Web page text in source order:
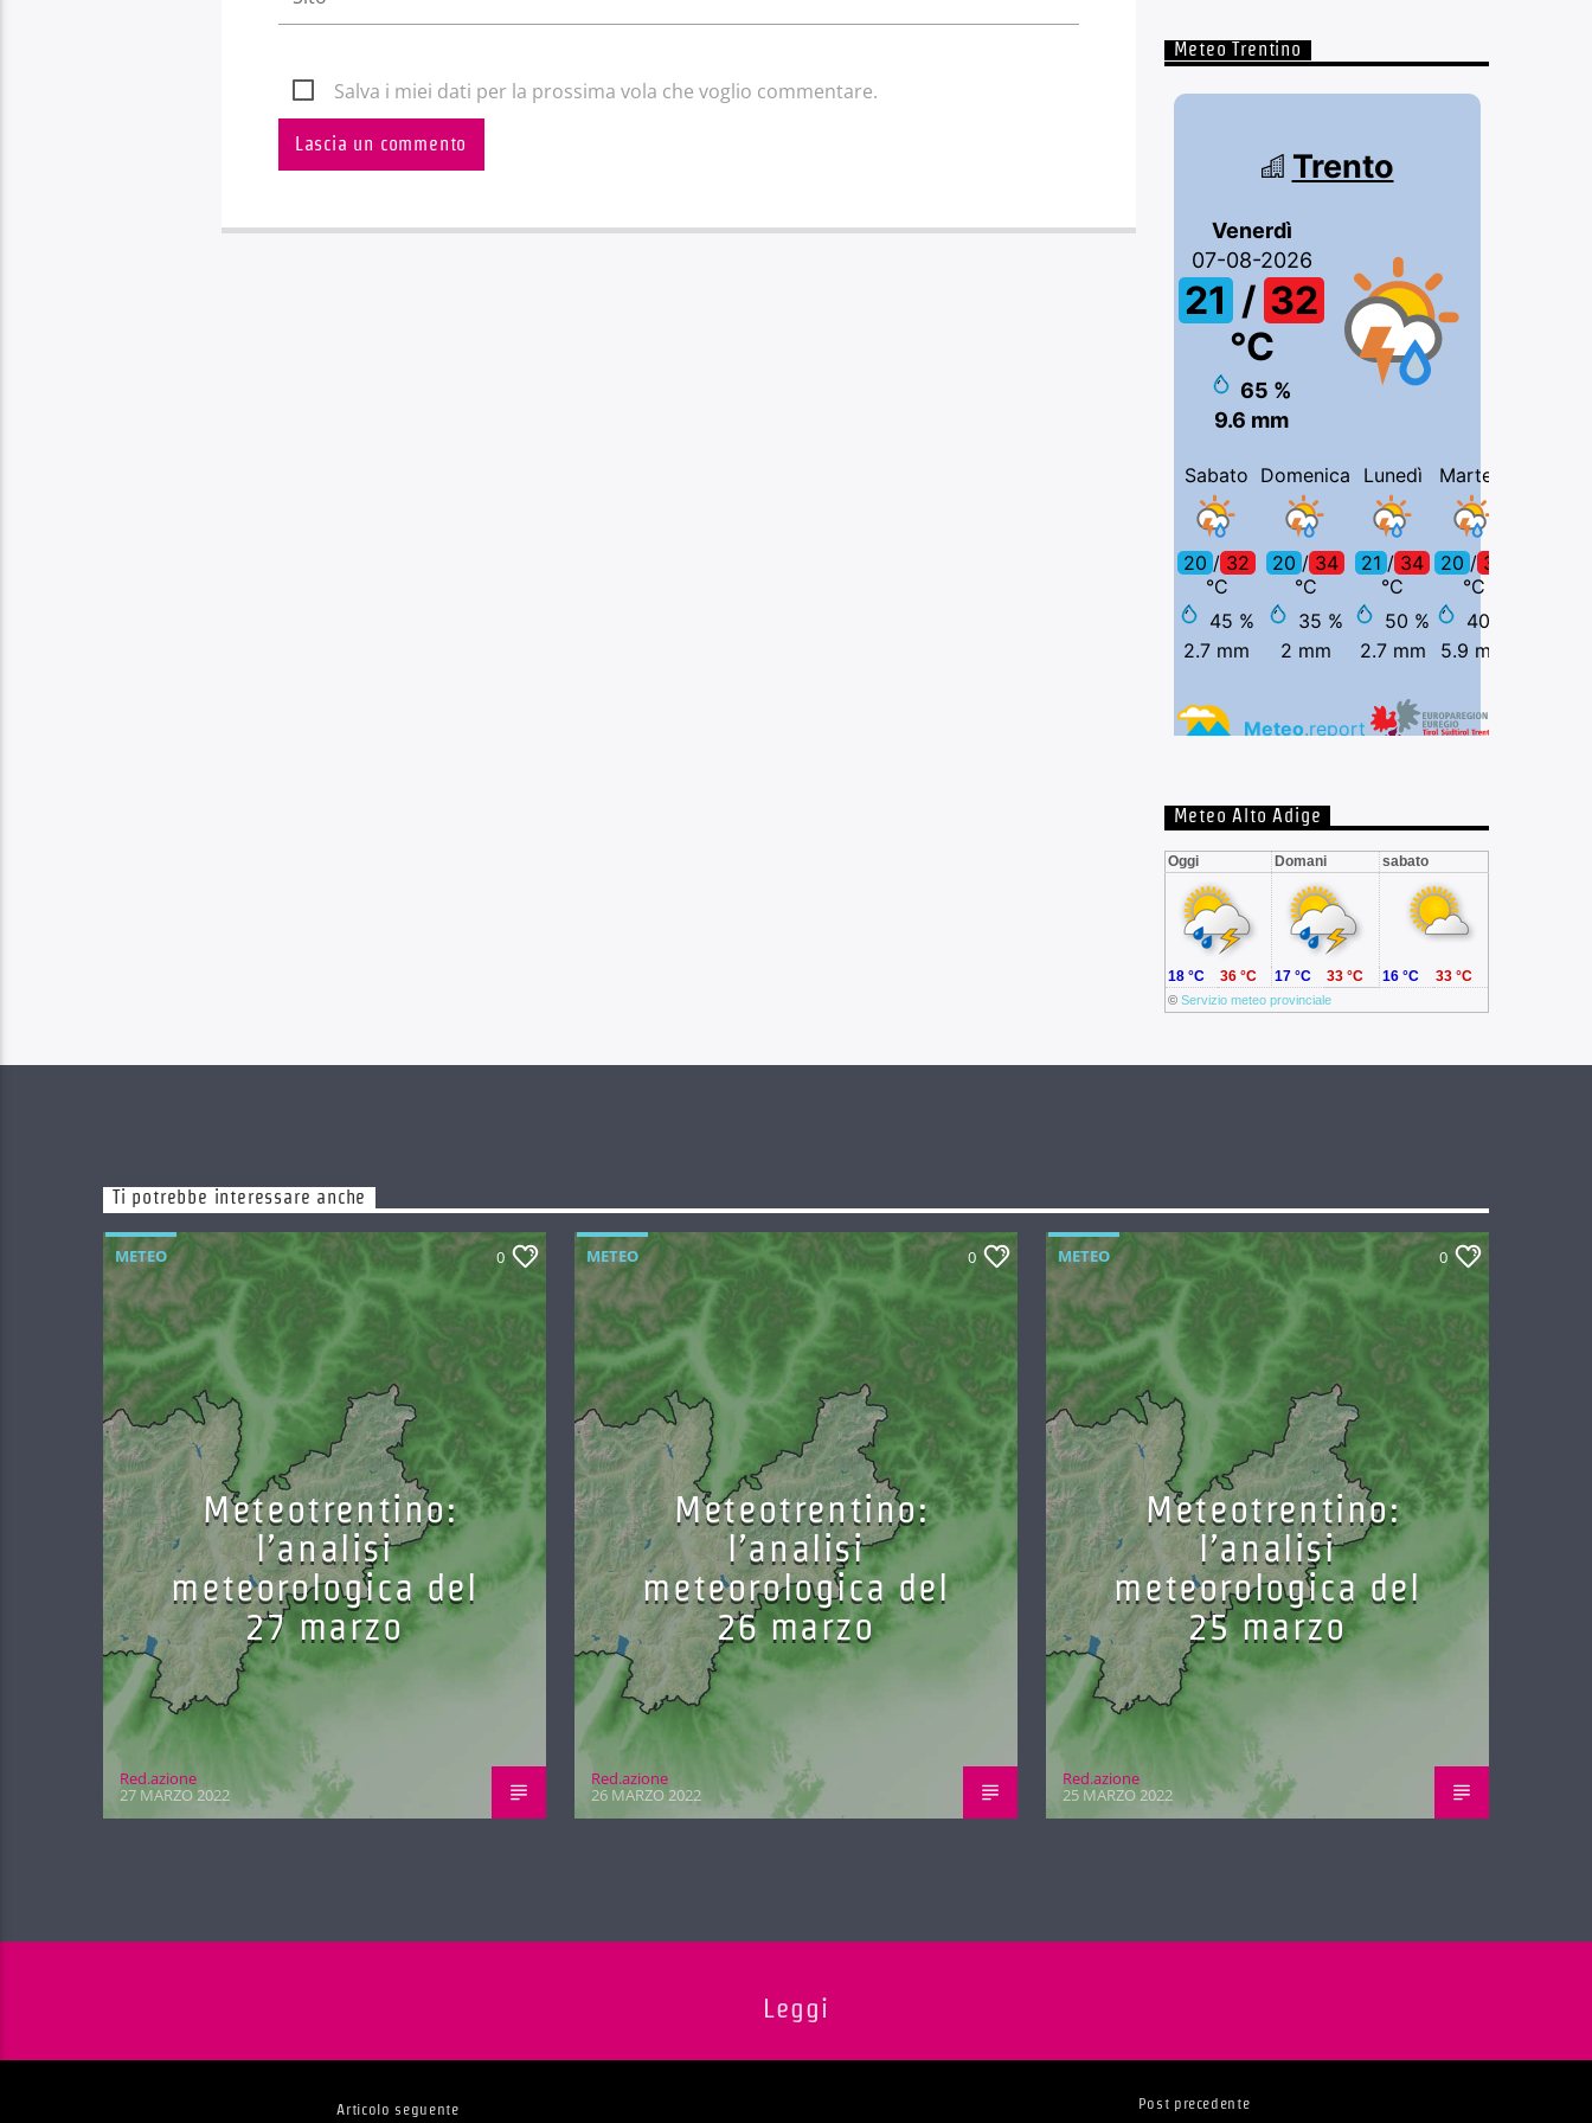
Salva i miei dati per la prossima vola che voglio commentare.
Meteo Trentino
Meteo Alto Adige
Oggi Domani sabato
© Servizio meteo provinciale
18 °C 36 °C 17 °C 33 °C 16 °C 33 °C
Ti potrebbe interessare anche
METEO 0
Meteotrentino:
l’analisi
meteorologica del
27 marzo
Red.azione
27 MARZO 2022
METEO 0
Meteotrentino:
l’analisi
meteorologica del
26 marzo
Red.azione
26 MARZO 2022
METEO 0
Meteotrentino:
l’analisi
meteorologica del
25 marzo
Red.azione
25 MARZO 2022
Leggi
Articolo seguente Post precedente